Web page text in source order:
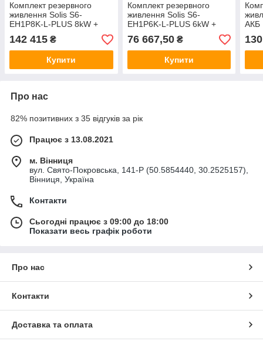
Комплект резервного
живлення Solis S6-
EH1P8K-L-PLUS 8kW +
АКБ Dahai 10,49 кВт
142 415 ₴
Купити
Комплект резервного
живлення Solis S6-
EH1P6K-L-PLUS 6kW +
АКБ Dahai Solar SDC10-
BOX5 Basic-L1 5 кВт
76 667,50₴
Купити
АКБ
Про нас
82% позитивних з 35 відгуків за рік
Працює з 13.08.2021
м. Вінниця
вул. Свято-Покровська, 141-Р (50.5854440, 30.2525157),
Вінниця, Україна
Контакти
Сьогодні працює з 09:00 до 18:00
Показати весь графік роботи
Про нас
Контакти
Доставка та оплата